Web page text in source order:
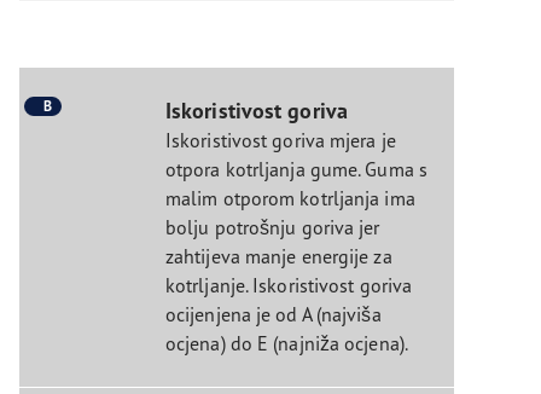
B Iskoristivost goriva
Iskoristivost goriva mjera je
otpora kotrljanja gume. Guma s
malim otporom kotrljanja ima
bolju potrošnju goriva jer
zahtijeva manje energije za
kotrljanje. Iskoristivost goriva
ocijenjena je od A (najviša
ocjena) do E (najniža ocjena).